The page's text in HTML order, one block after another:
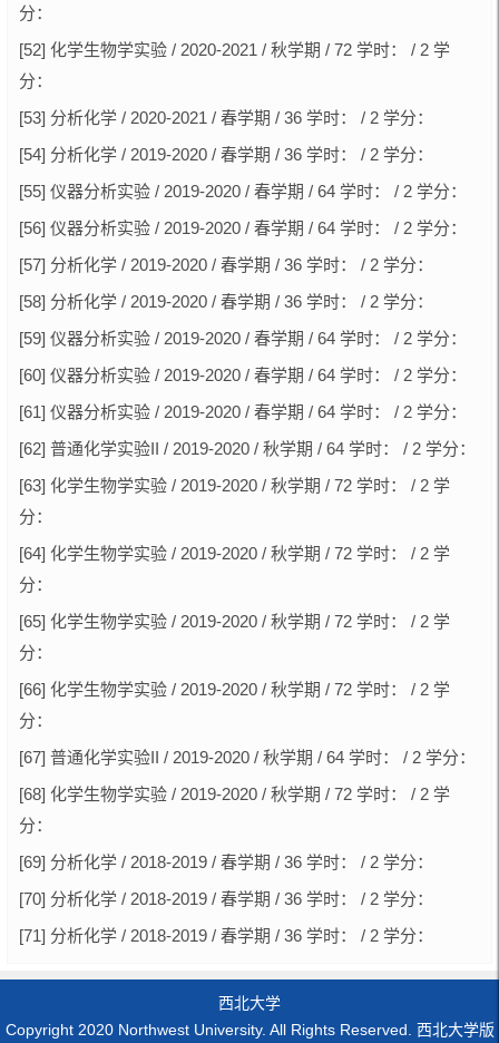
分：
[52] 化学生物学实验 / 2020-2021 / 秋学期 / 72 学时： / 2 学
分：
[53] 分析化学 / 2020-2021 / 春学期 / 36 学时： / 2 学分：
[54] 分析化学 / 2019-2020 / 春学期 / 36 学时： / 2 学分：
[55] 仪器分析实验 / 2019-2020 / 春学期 / 64 学时： / 2 学分：
[56] 仪器分析实验 / 2019-2020 / 春学期 / 64 学时： / 2 学分：
[57] 分析化学 / 2019-2020 / 春学期 / 36 学时： / 2 学分：
[58] 分析化学 / 2019-2020 / 春学期 / 36 学时： / 2 学分：
[59] 仪器分析实验 / 2019-2020 / 春学期 / 64 学时： / 2 学分：
[60] 仪器分析实验 / 2019-2020 / 春学期 / 64 学时： / 2 学分：
[61] 仪器分析实验 / 2019-2020 / 春学期 / 64 学时： / 2 学分：
[62] 普通化学实验II / 2019-2020 / 秋学期 / 64 学时： / 2 学分：
[63] 化学生物学实验 / 2019-2020 / 秋学期 / 72 学时： / 2 学
分：
[64] 化学生物学实验 / 2019-2020 / 秋学期 / 72 学时： / 2 学
分：
[65] 化学生物学实验 / 2019-2020 / 秋学期 / 72 学时： / 2 学
分：
[66] 化学生物学实验 / 2019-2020 / 秋学期 / 72 学时： / 2 学
分：
[67] 普通化学实验II / 2019-2020 / 秋学期 / 64 学时： / 2 学分：
[68] 化学生物学实验 / 2019-2020 / 秋学期 / 72 学时： / 2 学
分：
[69] 分析化学 / 2018-2019 / 春学期 / 36 学时： / 2 学分：
[70] 分析化学 / 2018-2019 / 春学期 / 36 学时： / 2 学分：
[71] 分析化学 / 2018-2019 / 春学期 / 36 学时： / 2 学分：
西北大学
Copyright 2020 Northwest University. All Rights Reserved. 西北大学版